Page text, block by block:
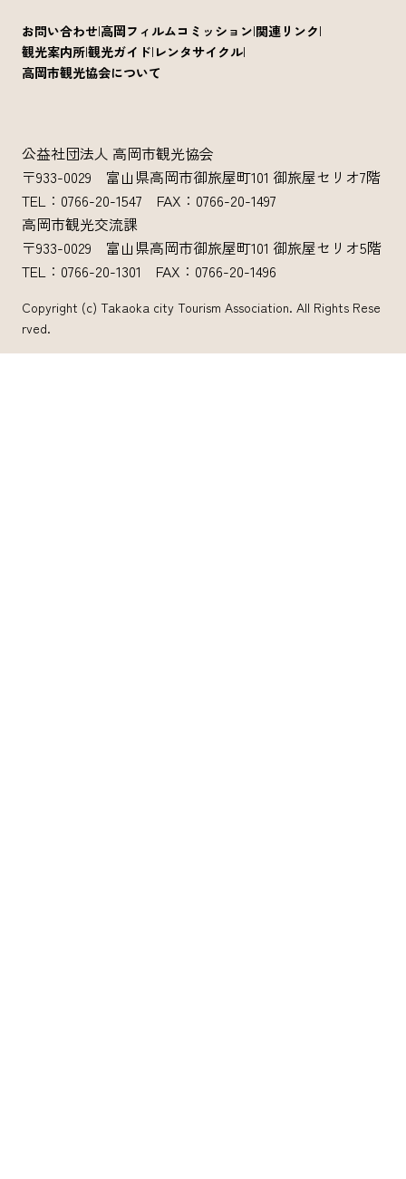
お問い合わせ 高岡フィルムコミッション 関連リンク
観光案内所観光ガイド レンタサイクル
高岡市観光協会について
公益社団法人 高岡市観光協会
〒933-0029 富山県高岡市御旅屋町101 御旅屋セリオ7階
TEL：0766-20-1547 FAX：0766-20-1497
高岡市観光交流課
〒933-0029 富山県高岡市御旅屋町101 御旅屋セリオ5階
TEL：0766-20-1301 FAX：0766-20-1496
Copyright (c) Takaoka city Tourism Association. All Rights Rese
rved.